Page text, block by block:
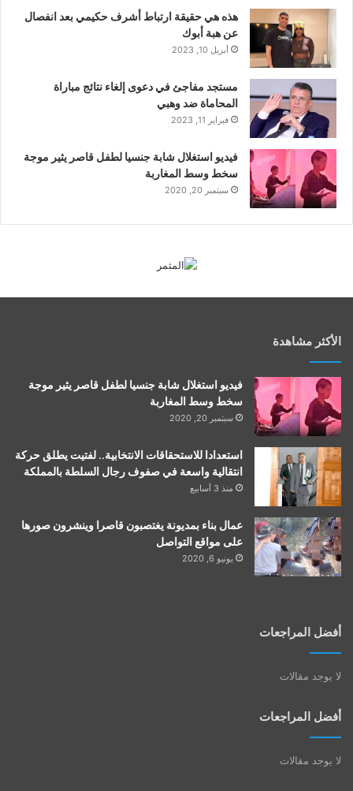
هذه هي حقيقة ارتباط أشرف حكيمي بعد انفصال
عن هبة أبوك
أبريل 10, 2023
مستجد مفاجئ في دعوى إلغاء نتائج مباراة
المحاماة ضد وهبي
فبراير 11, 2023
فيديو استغلال شابة جنسيا لطفل قاصر يثير موجة
سخط وسط المغاربة
سبتمبر 20, 2020
الأكثر مشاهدة
فيديو استغلال شابة جنسيا لطفل قاصر يثير موجة
سخط وسط المغاربة
سبتمبر 20, 2020
استعدادا للاستحقاقات الانتخابية.. لفتيت يطلق حركة
انتقالية واسعة في صفوف رجال السلطة بالمملكة
منذ 3 أسابيع
عمال بناء بمديونة يغتصبون قاصرا وينشرون صورها
على مواقع التواصل
يونيو 6, 2020
أفضل المراجعات
لا يوجد مقالات
أفضل المراجعات
لا يوجد مقالات